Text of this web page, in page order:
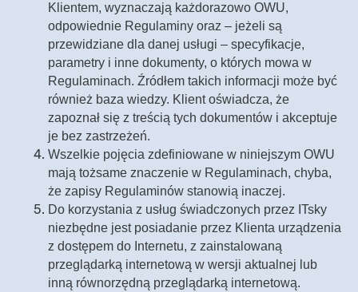
Klientem, wyznaczają każdorazowo OWU,
odpowiednie Regulaminy oraz – jeżeli są
przewidziane dla danej usługi – specyfikacje,
parametry i inne dokumenty, o których mowa w
Regulaminach. Źródłem takich informacji może być
również baza wiedzy. Klient oświadcza, że
zapoznał się z treścią tych dokumentów i akceptuje
je bez zastrzeżeń.
Wszelkie pojęcia zdefiniowane w niniejszym OWU
mają tożsame znaczenie w Regulaminach, chyba,
że zapisy Regulaminów stanowią inaczej.
Do korzystania z usług świadczonych przez ITsky
niezbędne jest posiadanie przez Klienta urządzenia
z dostępem do Internetu, z zainstalowaną
przeglądarką internetową w wersji aktualnej lub
inną równorzędną przeglądarką internetową.